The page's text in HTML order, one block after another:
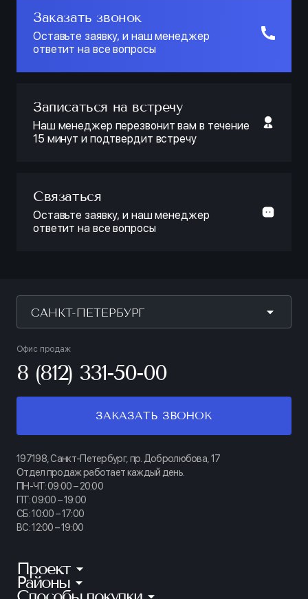
Заказать звонок
Оставьте заявку, и наш менеджер
ответит на все вопросы
Записаться на встречу
Наш менеджер перезвонит вам в течение
15 минут и подтвердит встречу
Связаться
Оставьте заявку, и наш менеджер
ответит на все вопросы
САНКТ-ПЕТЕРБУРГ
Офис продаж
8 (812) 331-50-00
ЗАКАЗАТЬ ЗВОНОК
197198, Санкт-Петербург, пр. Добролюбова, 17
Отдел продаж работает каждый день.
ПН-ЧТ: 09:00 – 20:00
ПТ: 09:00 – 19:00
СБ: 10:00 – 17:00
ВС: 12:00 – 19:00
Проект
КИНОПАРК
Районы
Калининский